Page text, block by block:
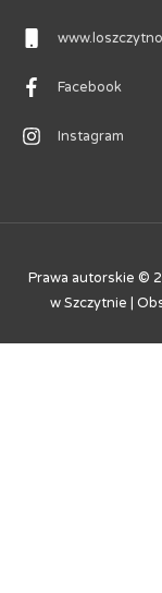
Facebook
Instagram
Prawa autorskie ©
w Szczytnie |